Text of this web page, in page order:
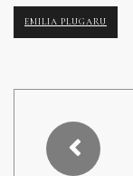
EMILIA PLUGARU